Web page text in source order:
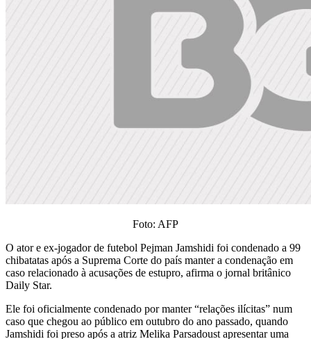
Foto: AFP
O ator e ex-jogador de futebol Pejman Jamshidi foi condenado a 99
chibatatas após a Suprema Corte do país manter a condenação em
caso relacionado à acusações de estupro, afirma o jornal britânico
Daily Star.
Ele foi oficialmente condenado por manter “relações ilícitas” num
caso que chegou ao público em outubro do ano passado, quando
Jamshidi foi preso após a atriz Melika Parsadoust apresentar uma